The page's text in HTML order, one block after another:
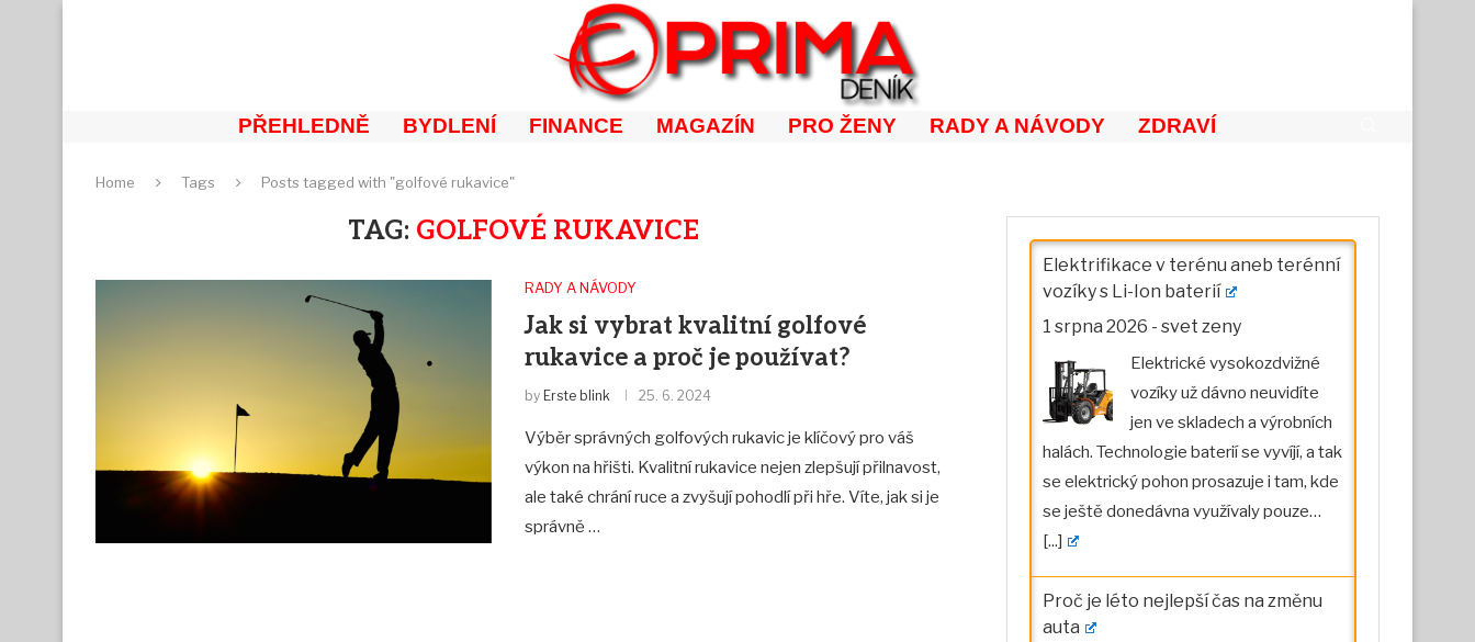
PŘEHLEDNĚ BYDLENÍ FINANCE MAGAZÍN PRO ŽENY RADY A NÁVODY ZDRAVÍ
Home Tags Posts tagged with "golfové rukavice"
TAG: GOLFOVÉ RUKAVICE
RADY A NÁVODY
Jak si vybrat kvalitní golfové
rukavice a proč je používat?
by Erste blink 25. 6. 2024
Výběr správných golfových rukavic je klíčový pro váš
výkon na hřišti. Kvalitní rukavice nejen zlepšují přilnavost,
ale také chrání ruce a zvyšují pohodlí při hře. Víte, jak si je
správně …
Elektrifikace v terénu aneb terénní
vozíky s Li-Ion baterií
1 srpna 2026 - svet zeny
Elektrické vysokozdvižné
vozíky už dávno neuvidíte
jen ve skladech a výrobních
halách. Technologie baterií se vyvíjí, a tak
se elektrický pohon prosazuje i tam, kde
se ještě donedávna využívaly pouze…
[...]
Proč je léto nejlepší čas na změnu
auta